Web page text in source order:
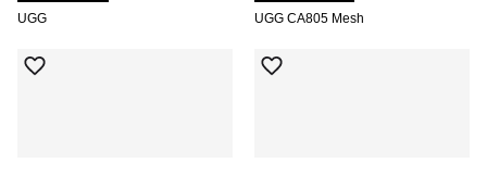
UGG UGG CA805 Mesh